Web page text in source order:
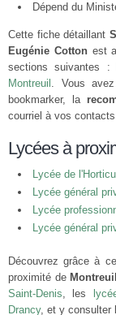
Dépend du
Cette fiche détaillant
Eugénie Cottonest
sections suivantes :
Montreuil . Vous
bookmarker, la
courriel à vos
Lycées à
Lycée de
Lycée général
Lycée
Lycée général
Découvrez grâce à
proximité de Montreuil
Saint-Denis, les
Drancy, et y consulter